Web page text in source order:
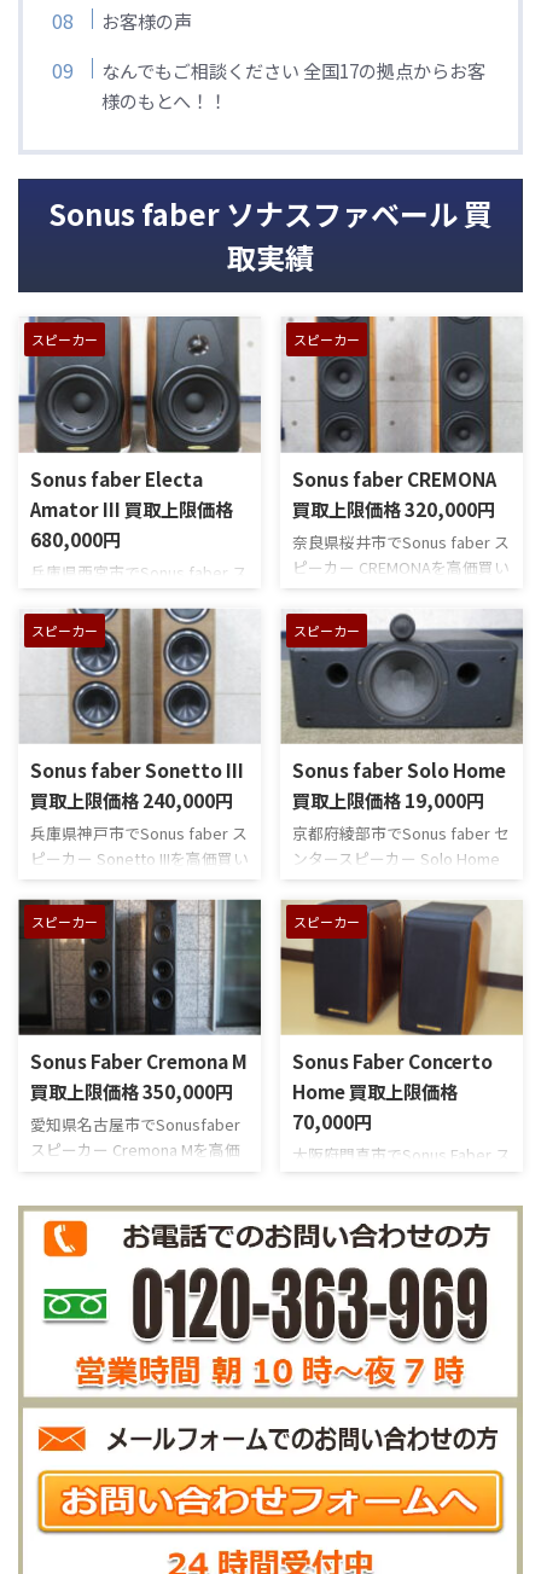
お客様の声
なんでもご相談ください 全国17の拠点からお客
様のもとへ！！
Sonus faber ソナスファベール 買
取実績
スピーカー
Sonus faber Electa
Amator III 買取上限価格
680,000円
兵庫県西宮市でSonus faber ス
ピーカー Electa Amator IIIを高
価買い取りさせていただきま
した。ソナスファベールの名
機Electa Amatorの三代目で
す。ソナスファベールの35周
年記念モデルとして発売され
ました。本商品は、前オーナ
ー様がオーディオルームで大切
に使用されていましたので、小
キズやヨゴレ、ヘコミなども
無く、極美品のコンディション
です。元箱や専用カバーも揃っ
ておりました。音出しにも問
題は無く、背面の端子もすべて
正常で、ハイクオリティなサウ
ンドを鳴らします。ツイーター
やウ ...
スピーカー
Sonus faber CREMONA
買取上限価格 320,000円
奈良県桜井市でSonus faber ス
ピーカー CREMONAを高価買い
取りさせていただきました。
低域に18cmコーン型ウーファ
ー、中域に15cmコーン型ミッ
ドレンジ、高域に2.5cmリング
型ツィーターを搭載したフロ
ア型スピーカーです。本商品
は、使用による小キズも少な
く、全体的にキレイな印象の
商品です。システムに繋いで動
作確認をしましたが、音出し
にも問題はありませんでした。
を確認しています。良いコンデ
ィションの個体ではないでし
ょうか。後ろに傾く優美なデ
ザインも秀逸ですね。
スピーカー
Sonus faber Sonetto III
買取上限価格 240,000円
兵庫県神戸市でSonus faber ス
ピーカー Sonetto IIIを高価買い
取りさせていただきました。
同社の上級モデルで培われた技
術が投入されています。音出し
も問題は無く、全てのユニッ
トから正常な音出しを確認し
ています。ツイーターやミッド
レンジ、ウーファーにヘコミな
どもありません。また、ミッ
ドレンジやウーファーのエッジ
は柔らかで弾力があります。使
用による小キズやヨゴレなど
もほとんど感じられません。
だったので、とてもコンディシ
ョンの良い個体です。
スピーカー
Sonus faber Solo Home
買取上限価格 19,000円
京都府綾部市でSonus faber セ
ンタースピーカー Solo Home
を高価買い取りさせていただ
きました。同社のSoloを大幅
にリニューアルした、
Concerto Home シリーズのセ
ンタースピーカーです。低域に
18cmコーン型ウーファーを、
高域に2.6cmソフトドーム型ツ
ィーターを搭載した構成にな
っています。 本商品は、使用
による些細な小キズがあるも
のの、外観を大きく損なうよ
うな目立つキズやヘコミはあ
ルも凹みはありませんし、ウ
ーファーユニットのエッジに硬
化もみられません ...
スピーカー
Sonus Faber Cremona M
買取上限価格 350,000円
愛知県名古屋市でSonusfaber
スピーカー Cremona Mを高価
買い取りさせていただきまし
た。Cremona Mは、ベースで
あるCremonaよりさらに音が
広がりクリアになりました。
キャビネットはリュート形で、
一定の周波数で共振が発生し
にくいという利点があります。
さらに、スパイクベースを使用
して後方へ傾斜させることで、
各ドライバー・ユニットの音
源位置を揃えるというコンセ
プトは、他のスピーカーではあ
まりみられないことです。 本
商品は、小キズ・使用感のほ
とんど無い極美品のコンディシ
ョンです。前面のス ...
スピーカー
Sonus Faber Concerto
Home 買取上限価格
70,000円
大阪府門真市でSonus Faber ス
ピーカー Concerto Homeを高
価買い取りさせていただきま
した。前オーナー様はオーディ
オ歴30年の方でした。今まで
に様々なスピーカーやオーディ
オ機器を使用されてきたそう
です。 Sonus Faber Concerto
Homeはコンチェルトシリーズ
のブックシェルフ型のモデル
です。低域にはセルロース・カ
ーボニウム・ダイアフラムを
用いた18cmコーン型ウーファ
ーを搭載しています。ソナス･
ファベールの設計に基くカス
タムメイドで、ボイスコイルに
カッパーリングを採用し ...